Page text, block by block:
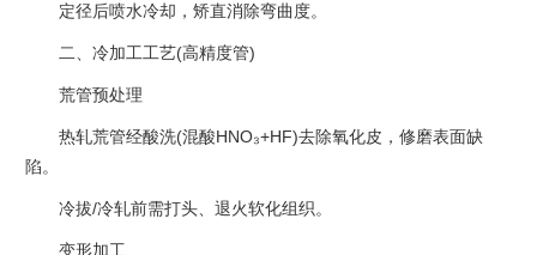
定径后喷水冷却，矫直消除弯曲度。
二、冷加工工艺(高精度管)‌
‌荒管预处理‌
热轧荒管经酸洗(混酸HNO₃+HF)去除氧化皮，修磨表面缺
陷。
冷拔/冷轧前需打头、退火软化组织。
‌变形加工‌